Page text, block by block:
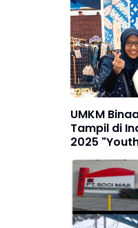
UMKM
Tampil di
2025